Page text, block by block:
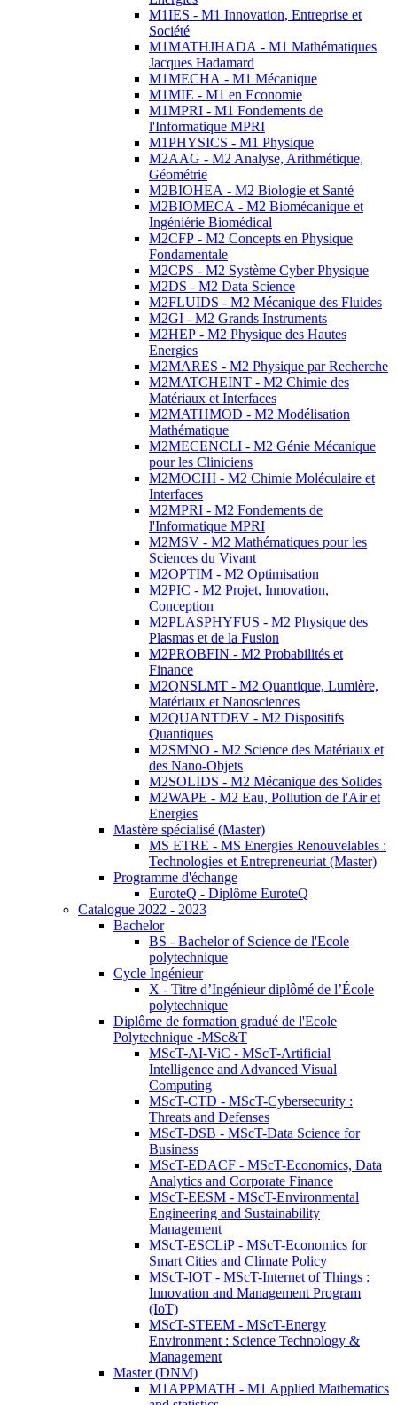
M1IES - M1 Innovation, Entreprise et
Société
M1MATHJHADA - M1 Mathématiques
Jacques Hadamard
M1MECHA - M1 Mécanique
M1MIE - M1 en Economie
M1MPRI - M1 Fondements de
l'Informatique MPRI
M1PHYSICS - M1 Physique
M2AAG - M2 Analyse, Arithmétique,
Géométrie
M2BIOHEA - M2 Biologie et Santé
M2BIOMECA - M2 Biomécanique et
Ingéniérie Biomédical
M2CFP - M2 Concepts en Physique
Fondamentale
M2CPS - M2 Système Cyber Physique
M2DS - M2 Data Science
M2FLUIDS - M2 Mécanique des Fluides
M2GI - M2 Grands Instruments
M2HEP - M2 Physique des Hautes
Energies
M2MARES - M2 Physique par Recherche
M2MATCHEINT - M2 Chimie des
Matériaux et Interfaces
M2MATHMOD - M2 Modélisation
Mathématique
M2MECENCLI - M2 Génie Mécanique
pour les Cliniciens
M2MOCHI - M2 Chimie Moléculaire et
Interfaces
M2MPRI - M2 Fondements de
l'Informatique MPRI
M2MSV - M2 Mathématiques pour les
Sciences du Vivant
M2OPTIM - M2 Optimisation
M2PIC - M2 Projet, Innovation,
Conception
M2PLASPHYFUS - M2 Physique des
Plasmas et de la Fusion
M2PROBFIN - M2 Probabilités et
Finance
M2QNSLMT - M2 Quantique, Lumière,
Matériaux et Nanosciences
M2QUANTDEV - M2 Dispositifs
Quantiques
M2SMNO - M2 Science des Matériaux et
des Nano-Objets
M2SOLIDS - M2 Mécanique des Solides
M2WAPE - M2 Eau, Pollution de l'Air et
Energies
Mastère spécialisé (Master)
MS ETRE - MS Energies Renouvelables :
Technologies et Entrepreneuriat (Master)
Programme d'échange
EuroteQ - Diplôme EuroteQ
Catalogue 2022 - 2023
Bachelor
BS - Bachelor of Science de l'Ecole
polytechnique
Cycle Ingénieur
X - Titre d’Ingénieur diplômé de l’École
polytechnique
Diplôme de formation gradué de l'Ecole
Polytechnique -MSc&T
MScT-AI-ViC - MScT-Artificial
Intelligence and Advanced Visual
Computing
MScT-CTD - MScT-Cybersecurity :
Threats and Defenses
MScT-DSB - MScT-Data Science for
Business
MScT-EDACF - MScT-Economics, Data
Analytics and Corporate Finance
MScT-EESM - MScT-Environmental
Engineering and Sustainability
Management
MScT-ESCLiP - MScT-Economics for
Smart Cities and Climate Policy
MScT-IOT - MScT-Internet of Things :
Innovation and Management Program
(IoT)
MScT-STEEM - MScT-Energy
Environment : Science Technology &
Management
Master (DNM)
M1APPMATH - M1 Applied Mathematics